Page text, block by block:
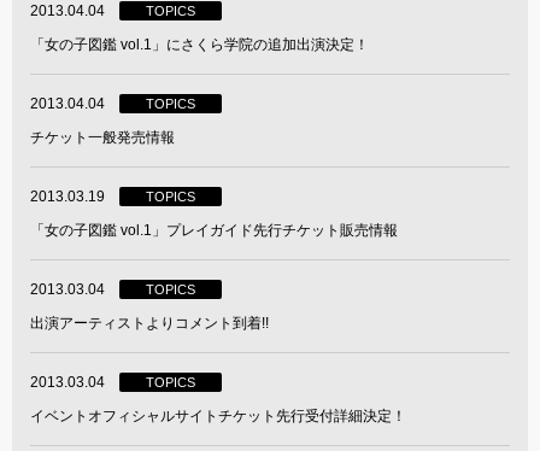
2013.04.04 TOPICS
「女の子図鑑 vol.1」にさくら学院の追加出演決定！
2013.04.04 TOPICS
チケット一般発売情報
2013.03.19 TOPICS
「女の子図鑑 vol.1」プレイガイド先行チケット販売情報
2013.03.04 TOPICS
出演アーティストよりコメント到着!!
2013.03.04 TOPICS
イベントオフィシャルサイトチケット先行受付詳細決定！